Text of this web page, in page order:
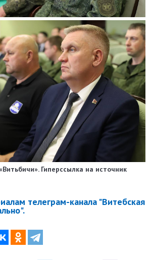
Гиперссылка на источник
телеграм-канала "Витебская